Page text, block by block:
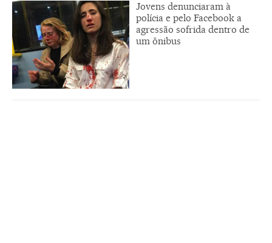
Jovens denunciaram à
polícia e pelo Facebook a
agressão sofrida dentro de
um ônibus